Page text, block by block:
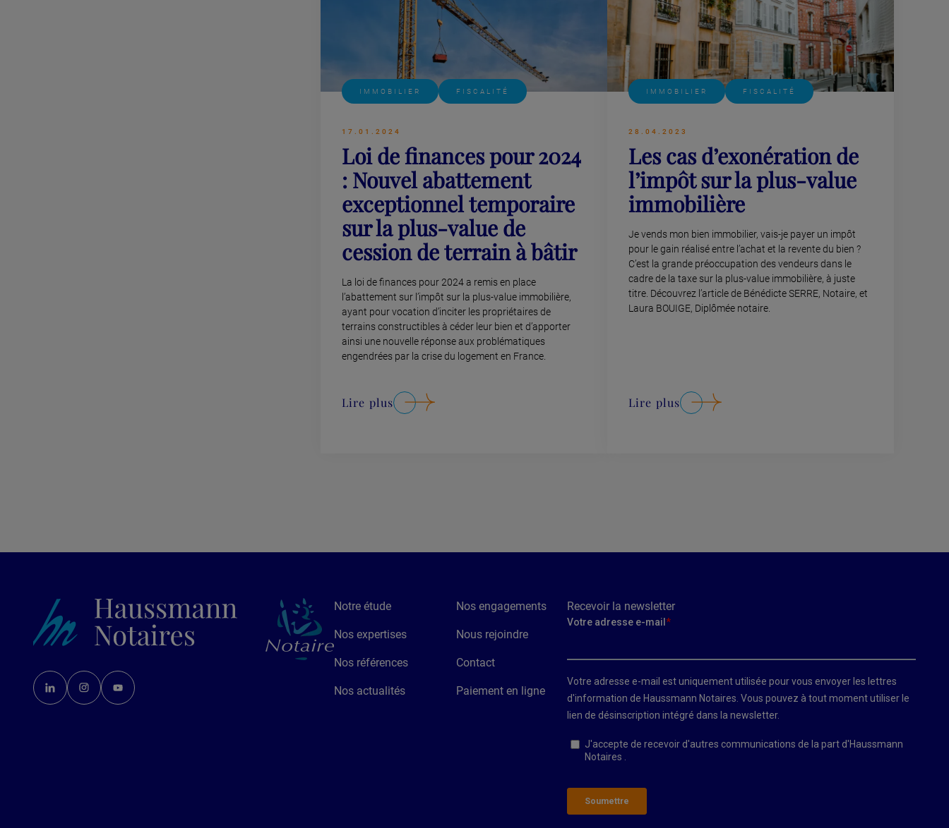
IMMOBILIER FISCALITÉ
17.01.2024
Loi de finances pour 2024
: Nouvel abattement
exceptionnel temporaire
sur la plus-value de
cession de terrain à bâtir
La loi de finances pour 2024 a remis en place
l’abattement sur l’impôt sur la plus-value immobilière,
ayant pour vocation d’inciter les propriétaires de
terrains constructibles à céder leur bien et d’apporter
ainsi une nouvelle réponse aux problématiques
engendrées par la crise du logement en France.
Lire plus
IMMOBILIER FISCALITÉ
28.04.2023
Les cas d’exonération de
l’impôt sur la plus-value
immobilière
Je vends mon bien immobilier, vais-je payer un impôt
pour le gain réalisé entre l’achat et la revente du bien ?
C’est la grande préoccupation des vendeurs dans le
cadre de la taxe sur la plus-value immobilière, à juste
titre. Découvrez l’article de Bénédicte SERRE, Notaire, et
Laura BOUIGE, Diplômée notaire.
Lire plus
Notre étude
Nos expertises
Nos références
Nos actualités
Nos engagements
Nous rejoindre
Contact
Paiement en ligne
Recevoir la newsletter